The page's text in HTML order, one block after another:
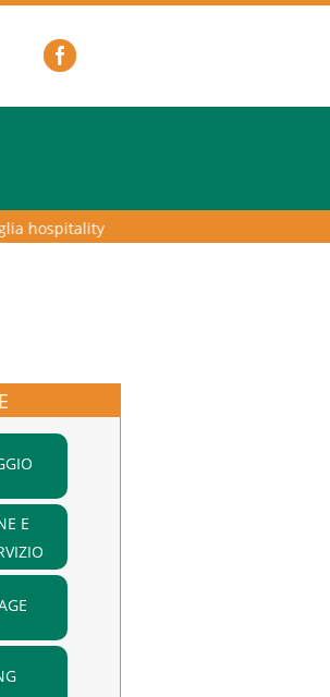
hospitality lab – programma di alta
E